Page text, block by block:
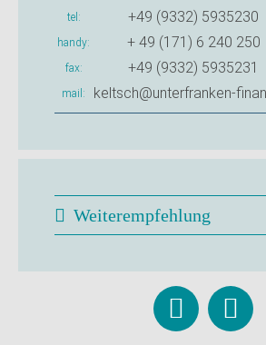
tel +49 (9332) 5935230
handy + 49 (171) 6 240 250
fax +49 (9332) 5935231
mail keltsch@unterfranken-
Weiterempfehlung